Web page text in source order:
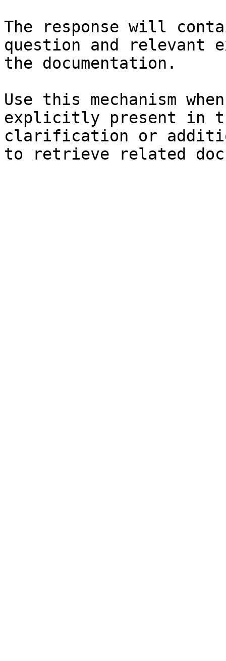
The response will
question and relevant
the documentation.
Use this mechanism
explicitly present in
clarification or